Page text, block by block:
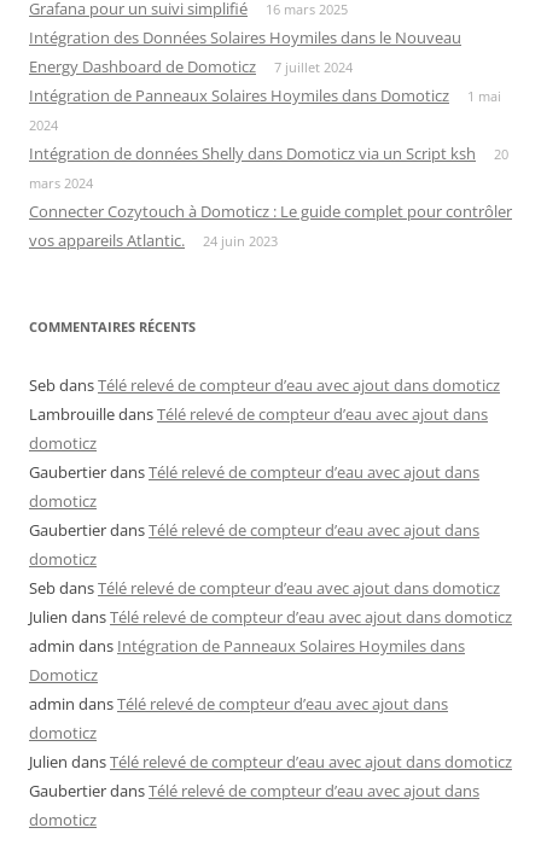
Grafana pour un suivi simplifié
16 mars 2025
Intégration des Données Solaires Hoymiles dans le Nouveau
Energy Dashboard de Domoticz
7 juillet 2024
Intégration de Panneaux Solaires Hoymiles dans Domoticz
1 mai
2024
Intégration de données Shelly dans Domoticz via un Script ksh
20
mars 2024
Connecter Cozytouch à Domoticz : Le guide complet pour contrôler
vos appareils Atlantic.
24 juin 2023
COMMENTAIRES RÉCENTS
SebdansTélé relevé de compteur d’eau avec ajout dans domoticz
LambrouilledansTélé relevé de compteur d’eau avec ajout dans
domoticz
GaubertierdansTélé relevé de compteur d’eau avec ajout dans
domoticz
GaubertierdansTélé relevé de compteur d’eau avec ajout dans
domoticz
SebdansTélé relevé de compteur d’eau avec ajout dans domoticz
Julien dansTélé relevé de compteur d’eau avec ajout dans domoticz
admin dans Intégration de Panneaux Solaires Hoymiles dans
Domoticz
admin dansTélé relevé de compteur d’eau avec ajout dans
domoticz
Julien dansTélé relevé de compteur d’eau avec ajout dans domoticz
GaubertierdansTélé relevé de compteur d’eau avec ajout dans
domoticz